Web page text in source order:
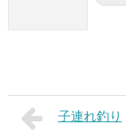
子連れ釣り